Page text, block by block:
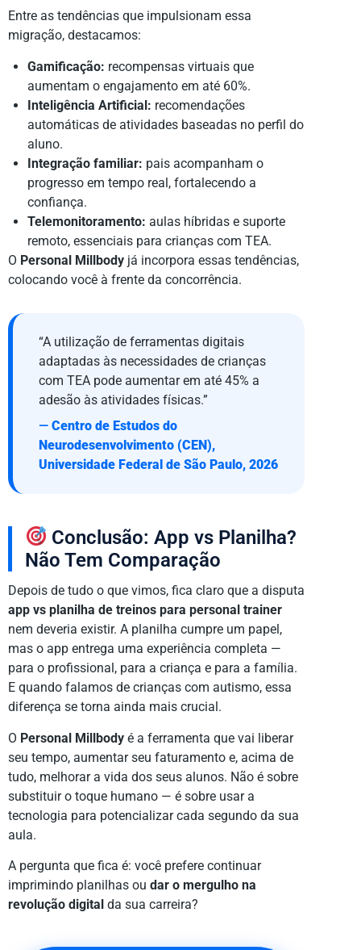
Entre as tendências que impulsionam essa
migração, destacamos:
Gamificação: recompensas virtuais que
aumentam o engajamento em até 60%.
Inteligência Artificial: recomendações
automáticas de atividades baseadas no perfil do
aluno.
Integração familiar: pais acompanham o
progresso em tempo real, fortalecendo a
confiança.
Telemonitoramento: aulas híbridas e suporte
remoto, essenciais para crianças com TEA.
O Personal Millbody já incorpora essas tendências,
colocando você à frente da concorrência.
“A utilização de ferramentas digitais
adaptadas às necessidades de crianças
com TEA pode aumentar em até 45% a
adesão às atividades físicas.”
— Centro de Estudos do
Neurodesenvolvimento (CEN),
Universidade Federal de São Paulo, 2026
Conclusão: App vs Planilha?
Não Tem Comparação
Depois de tudo o que vimos, fica claro que a disputa
app vs planilha de treinos para personal trainer
nem deveria existir. A planilha cumpre um papel,
mas o app entrega uma experiência completa —
para o profissional, para a criança e para a família.
E quando falamos de crianças com autismo, essa
diferença se torna ainda mais crucial.
O Personal Millbody é a ferramenta que vai liberar
seu tempo, aumentar seu faturamento e, acima de
tudo, melhorar a vida dos seus alunos. Não é sobre
substituir o toque humano — é sobre usar a
tecnologia para potencializar cada segundo da sua
aula.
A pergunta que fica é: você prefere continuar
imprimindo planilhas ou dar o mergulho na
revolução digital da sua carreira?